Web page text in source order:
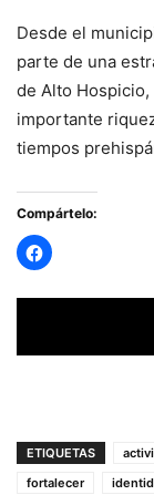
Desde el
parte de una
de Alto
importante
tiempos
Compártelo:
ETIQUETAS
fortalecer